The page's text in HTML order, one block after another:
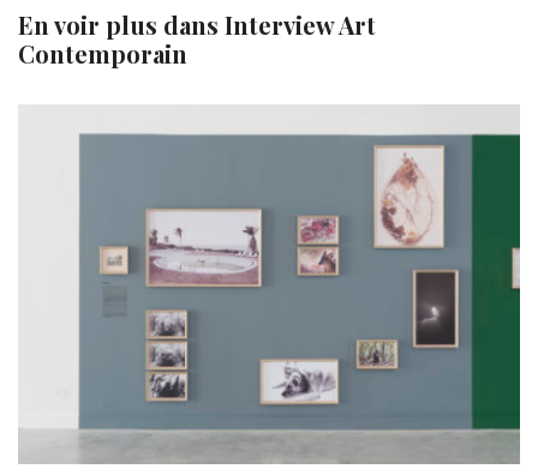
En voir plus dans Interview Art
Contemporain